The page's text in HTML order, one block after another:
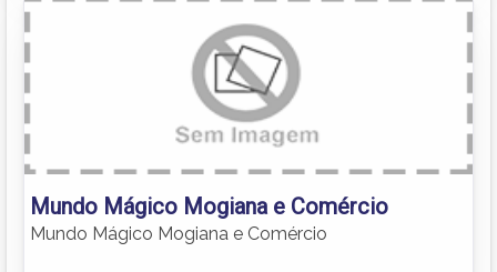
Mundo Mágico Mogiana e Comércio
Mundo Mágico Mogiana e Comércio